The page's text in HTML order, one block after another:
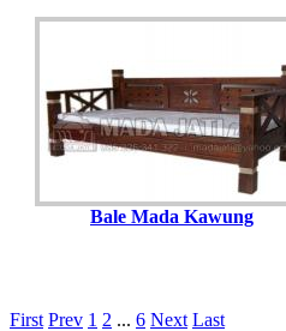
Bale Mada Kawung
First Prev 1 2 ... 6 Next Last